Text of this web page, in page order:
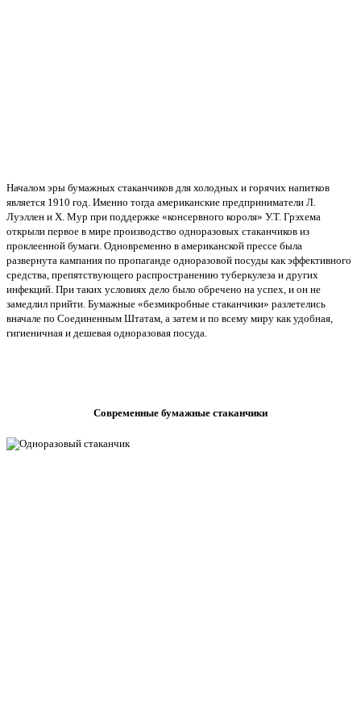
Началом эры бумажных стаканчиков для холодных и горячих напитков
является 1910 год. Именно тогда американские предприниматели Л.
Луэллен и Х. Мур при поддержке «консервного короля» У.Т. Грэхема
открыли первое в мире производство одноразовых стаканчиков из
проклеенной бумаги. Одновременно в американской прессе была
развернута кампания по пропаганде одноразовой посуды как эффективного
средства, препятствующего распространению туберкулеза и других
инфекций. При таких условиях дело было обречено на успех, и он не
замедлил прийти. Бумажные «безмикробные стаканчики» разлетелись
вначале по Соединенным Штатам, а затем и по всему миру как удобная,
гигиеничная и дешевая одноразовая посуда.
Современные бумажные стаканчики